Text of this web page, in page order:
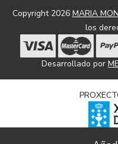
Copyright 2026 MARIA
los
Desarrollado por